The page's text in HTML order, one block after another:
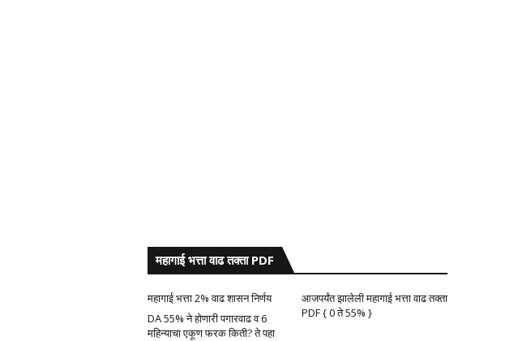
महागाई भत्ता वाढ तक्ता PDF
महागाई भत्ता 2% वाढ शासन निर्णय
आजपर्यंत झालेली महागाई भत्ता वाढ तक्ता
PDF { 0 ते 55% }
DA 55% ने होणारी पगारवाढ व 6
महिन्याचा एकूण फरक किती? ते पहा